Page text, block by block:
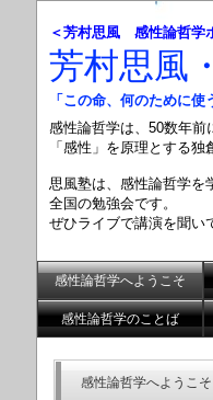
＜芳村思風 感性論哲学
芳村思風
「この命、何のために使
感性論哲学は、50数年前
「感性」を原理とする独
思風塾は、感性論哲学を
全国の勉強会です。
ぜひライブで講演を聞い
感性論哲学へようこそ
感性論哲学のことば
感性論哲学へようこそ